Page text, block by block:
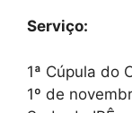
Serviço:
1ª Cúpula do
1º de